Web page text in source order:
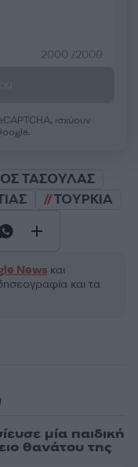
2000 /2000
ισχύουν
ΤΑΣΟΥΛΑΣ
ΤΟΥΡΚΙΑ
News και
και τα
μία παιδική
θανάτου της